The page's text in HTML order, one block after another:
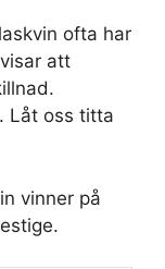
ofta har
att
Låt oss titta
vinner på